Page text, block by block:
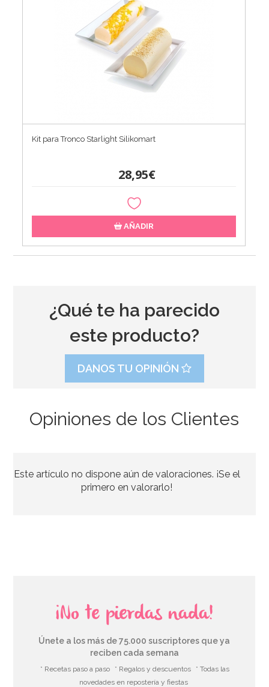
Kit para Tronco Starlight Silikomart
28,95€
AÑADIR
25,90€
¿Qué te ha parecido
este producto?
DANOS TU OPINIÓN
Opiniones de los Clientes
Este artículo no dispone aún de valoraciones. ¡Se el
primero en valorarlo!
¡No te pierdas nada!
Únete a los más de 75.000 suscriptores que ya
reciben cada semana
* Recetas paso a paso * Regalos y descuentos
* Todas las
novedades en repostería y fiestas